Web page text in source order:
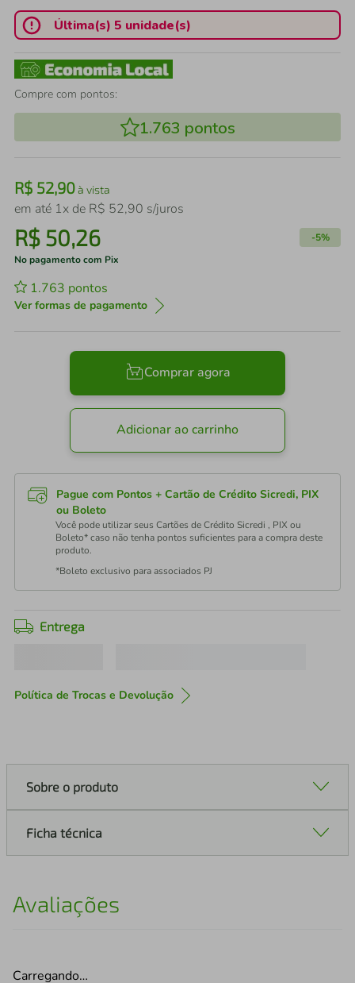
Última(s) 5 unidade(s)
Compre com pontos:
1.763 pontos
R$ 52,90à vista
em até 1x de R$ 52,90 s/juros
R$ 50,26 -5%
No pagamento com Pix
1.763 pontos
Ver formas de pagamento
Comprar agora
Adicionar ao carrinho
Pague com Pontos + Cartão de Crédito Sicredi, PIX
ou Boleto
Você pode utilizar seus Cartões de Crédito Sicredi , PIX ou
Boleto* caso não tenha pontos suficientes para a compra deste
produto.
*Boleto exclusivo para associados PJ
Entrega
Política de Trocas e Devolução
Sobre o produto
Ficha técnica
Avaliações
Carregando…